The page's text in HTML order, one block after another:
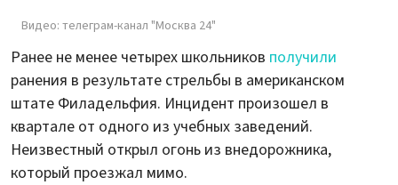
Видео: телеграм-канал "Москва 24"
Ранее не менее четырех школьников получили
ранения в результате стрельбы в американском
штате Филадельфия. Инцидент произошел в
квартале от одного из учебных заведений.
Неизвестный открыл огонь из внедорожника,
который проезжал мимо.